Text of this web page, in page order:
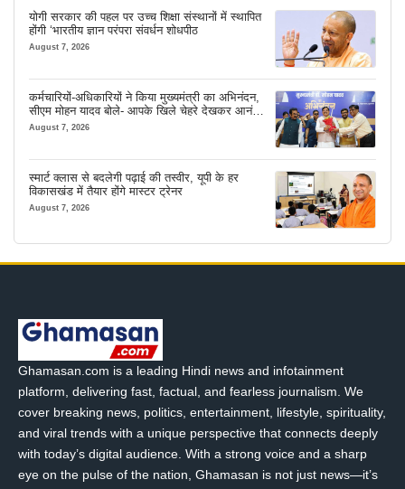
योगी सरकार की पहल पर उच्च शिक्षा संस्थानों में स्थापित
होंगी ‘भारतीय ज्ञान परंपरा संवर्धन शोधपीठ
August 7, 2026
कर्मचारियों-अधिकारियों ने किया मुख्यमंत्री का अभिनंदन,
सीएम मोहन यादव बोले- आपके खिले चेहरे देखकर आनंद
आता है
August 7, 2026
स्मार्ट क्लास से बदलेगी पढ़ाई की तस्वीर, यूपी के हर
विकासखंड में तैयार होंगे मास्टर ट्रेनर
August 7, 2026
Ghamasan.com is a leading Hindi news and infotainment
platform, delivering fast, factual, and fearless journalism. We
cover breaking news, politics, entertainment, lifestyle, spirituality,
and viral trends with a unique perspective that connects deeply
with today’s digital audience. With a strong voice and a sharp
eye on the pulse of the nation, Ghamasan is not just news—it’s